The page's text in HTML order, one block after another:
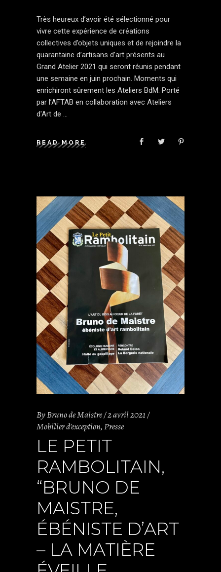
Très heureux d’avoir été sélectionné pour
vivre cette expérience de créations
collectives d’objets uniques et de rejoindre la
quarantaine d’artisans d’art présents au
Grand Atelier 2021 qui seront réunis pendant
une semaine en juin prochain. Moments qui
enrichiront sûrement les Ateliers BdM. Porté
par l’AFTAB en collaboration avec Ateliers
d'Art de
READ MORE
ByBruno de Maistre 2 avril 2021
Mobilier d'exception,Presse
LE PETIT
RAMBOLITAIN,
“BRUNO DE
MAISTRE,
ÉBÉNISTE D’ART
– LA MATIÈRE